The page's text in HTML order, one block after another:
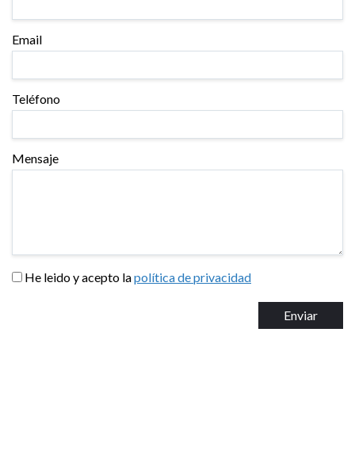
Email
Teléfono
Mensaje
He leido y acepto lapolítica de privacidad